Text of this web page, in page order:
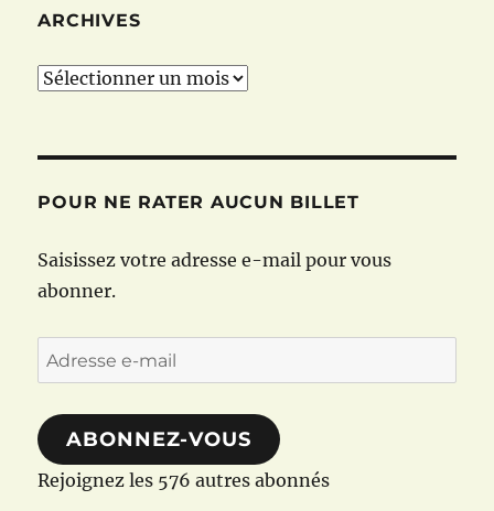
ARCHIVES
Archives
POUR NE RATER AUCUN BILLET
Saisissez votre adresse e-mail pour vous
abonner.
Adresse
e-
mail
ABONNEZ-VOUS
Rejoignez les 576 autres abonnés